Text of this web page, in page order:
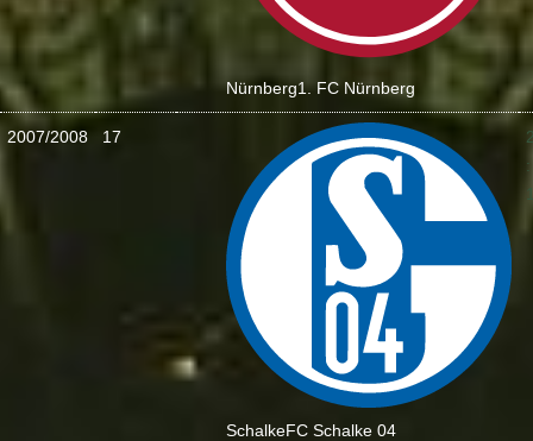
Nürnberg1. FC Nürnberg
2007/2008 17
SchalkeFC Schalke 04
: